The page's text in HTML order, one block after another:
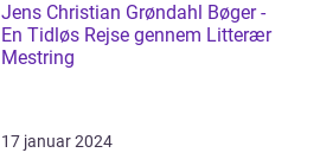
Jens Christian Grøndahl Bøger -
En Tidløs Rejse gennem Litterær
Mestring
17 januar 2024